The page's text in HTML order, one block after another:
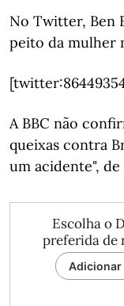
No Twitter, Ben
peito da mulher
A BBC não
queixas contra
um acidente",
Escolha o
preferida de
Adicionar